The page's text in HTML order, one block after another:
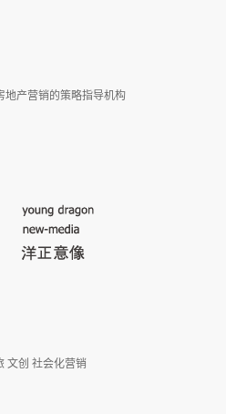
地产营销的策略指导机构
文创 社会化营销